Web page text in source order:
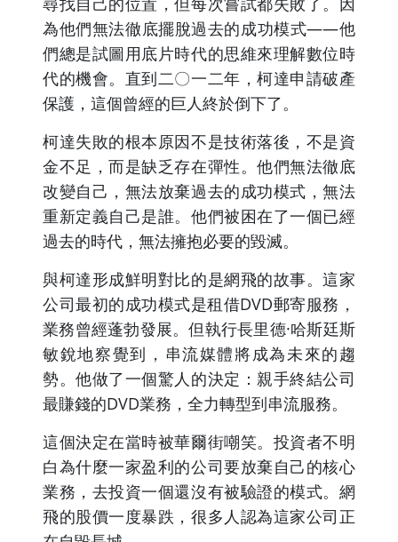
為他們無法徹底擺脫過去的成功模式——他
們總是試圖用底片時代的思維來理解數位時
代的機會。直到二〇一二年，柯達申請破產
保護，這個曾經的巨人終於倒下了。
柯達失敗的根本原因不是技術落後，不是資
金不足，而是缺乏存在彈性。他們無法徹底
改變自己，無法放棄過去的成功模式，無法
重新定義自己是誰。他們被困在了一個已經
過去的時代，無法擁抱必要的毀滅。
與柯達形成鮮明對比的是網飛的故事。這家
公司最初的成功模式是租借DVD郵寄服務，
業務曾經蓬勃發展。但執行長里德·哈斯廷斯
敏銳地察覺到，串流媒體將成為未來的趨
勢。他做了一個驚人的決定：親手終結公司
最賺錢的DVD業務，全力轉型到串流服務。
這個決定在當時被華爾街嘲笑。投資者不明
白為什麼一家盈利的公司要放棄自己的核心
業務，去投資一個還沒有被驗證的模式。網
飛的股價一度暴跌，很多人認為這家公司正